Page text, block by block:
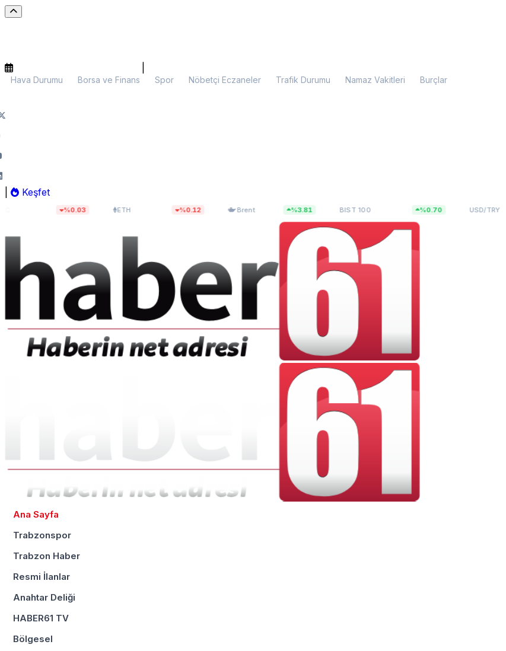
Hava Durumu Borsa ve Finans Spor Nöbetçi Eczaneler Trafik Durumu Namaz Vakitleri Burçlar
Keşfet
%0.03 $1.905,90 %0.12 Brent$82,48 %3.81 BIST 10013.798,82 %0.70 USD/TRY47,5927
Ana Sayfa
Trabzonspor
Trabzon Haber
Resmi İlanlar
Anahtar Deliği
HABER61 TV
Bölgesel